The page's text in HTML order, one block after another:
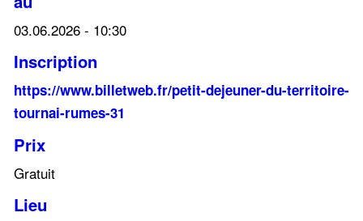
03.06.2026 - 10:30
Inscription
https://www.billetweb.fr/petit-dejeuner-du-territoire-
tournai-rumes-31
Prix
Gratuit
Lieu